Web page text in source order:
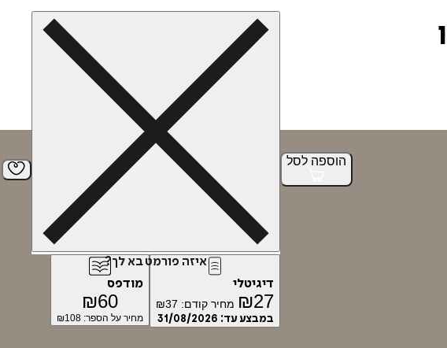
הוספה לסל
איזה פורמט בא לך?
דיגיטלי
₪27 מחיר קודם: ₪37
במבצע עד: 31/08/2026
מודפס
₪60
מחיר על הספר: ₪108